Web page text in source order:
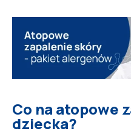
Co na atopowe
dziecka?